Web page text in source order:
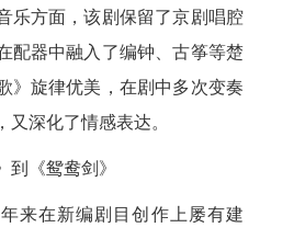
乐方面，该剧保留了京剧唱腔
配器中融入了编钟、古筝等楚
》旋律优美，在剧中多次变奏
又深化了情感表达。
到《鸳鸯剑》
来在新编剧目创作上屡有建